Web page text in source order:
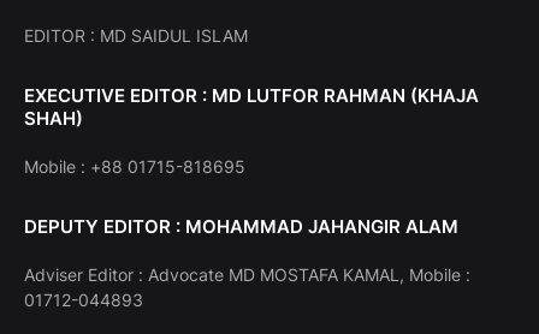
EDITOR : MD SAIDUL ISLAM
EXECUTIVE EDITOR : MD LUTFOR RAHMAN (KHAJA
SHAH)
Mobile : +88 01715-818695
DEPUTY EDITOR : MOHAMMAD JAHANGIR ALAM
Adviser Editor : Advocate MD MOSTAFA KAMAL, Mobile :
01712-044893